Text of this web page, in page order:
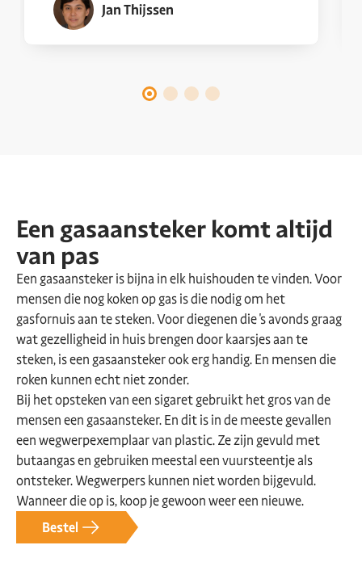
Jan Thijssen
Een gasaansteker komt altijd
van pas
Een gasaansteker is bijna in elk huishouden te vinden. Voor
mensen die nog koken op gas is die nodig om het
gasfornuis aan te steken. Voor diegenen die 's avonds graag
wat gezelligheid in huis brengen door kaarsjes aan te
steken, is een gasaansteker ook erg handig. En mensen die
roken kunnen echt niet zonder.
Bij het opsteken van een sigaret gebruikt het gros van de
mensen een gasaansteker. En dit is in de meeste gevallen
een wegwerpexemplaar van plastic. Ze zijn gevuld met
butaangas en gebruiken meestal een vuursteentje als
ontsteker. Wegwerpers kunnen niet worden bijgevuld.
Wanneer die op is, koop je gewoon weer een nieuwe.
Bestel